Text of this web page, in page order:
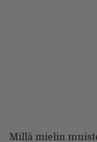
Millä mielin